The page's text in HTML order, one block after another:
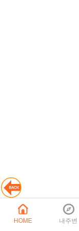
HOME 내주변